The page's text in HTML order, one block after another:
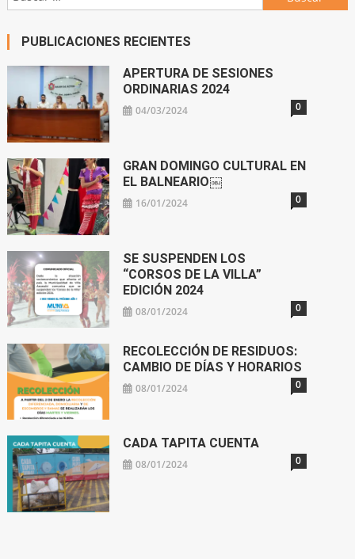
PUBLICACIONES RECIENTES
APERTURA DE SESIONES
ORDINARIAS 2024
04/03/2024 0
GRAN DOMINGO CULTURAL EN
EL BALNEARIO￼
16/01/2024 0
SE SUSPENDEN LOS
“CORSOS DE LA VILLA”
EDICIÓN 2024
08/01/2024 0
RECOLECCIÓN DE RESIDUOS:
CAMBIO DE DÍAS Y HORARIOS
08/01/2024 0
CADA TAPITA CUENTA
08/01/2024 0